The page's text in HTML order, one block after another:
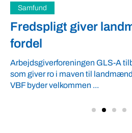
Samfund
Fredspligt giver
fordel
Arbejdsgiverforeningen GLS-A
som giver ro i maven til
VBF byder velkommen ...